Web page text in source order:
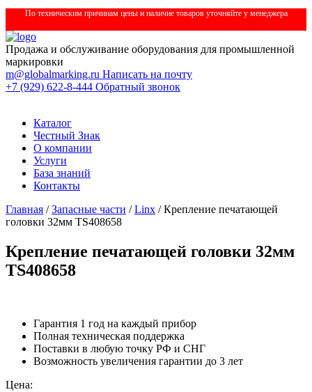
По техническим причинам цены и наличие товаров уточняйте у менеджера
Продажа и обслуживание оборудования для промышленной
маркировки
m@globalmarking.ru Написать на почту
+7 (929) 622-8-444 Обратный звонок
Каталог
Честный Знак
О компании
Услуги
База знаний
Контакты
Главная /Запасные части /Linx / Крепление печатающей
головки 32мм TS408658
Крепление печатающей головки 32мм
TS408658
Гарантия 1 год на каждый прибор
Полная техническая поддержка
Поставки в любую точку РФ и СНГ
Возможность увеличения гарантии до 3 лет
Цена: